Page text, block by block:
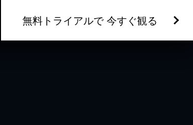
無料トライアルで 今すぐ観る